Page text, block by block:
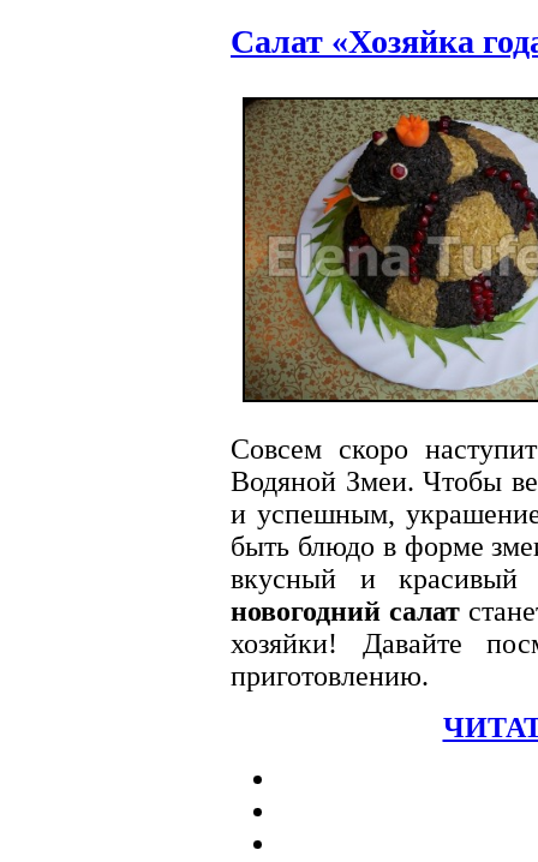
Салат «Хозяйка
Совсем скоро
Водяной Змеи. Чтобы
и успешным,
быть блюдо в форме
вкусный и
новогодний салат
хозяйки! Давайте
приготовлению.